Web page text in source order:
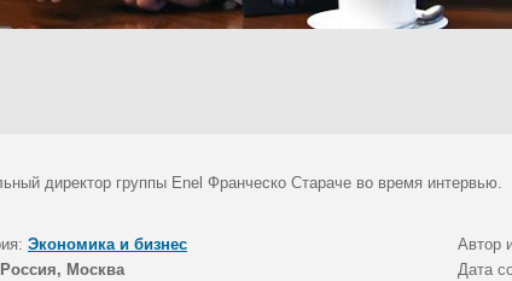
директор группы Enel Франческо Стараче во время интервью.
Экономика и бизнес Автор
Россия, Москва Дата